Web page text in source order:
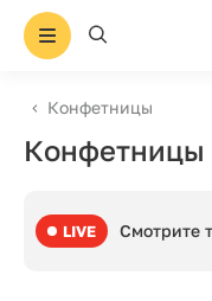
Конфетницы
Конфетницы
LIVE Смотрите